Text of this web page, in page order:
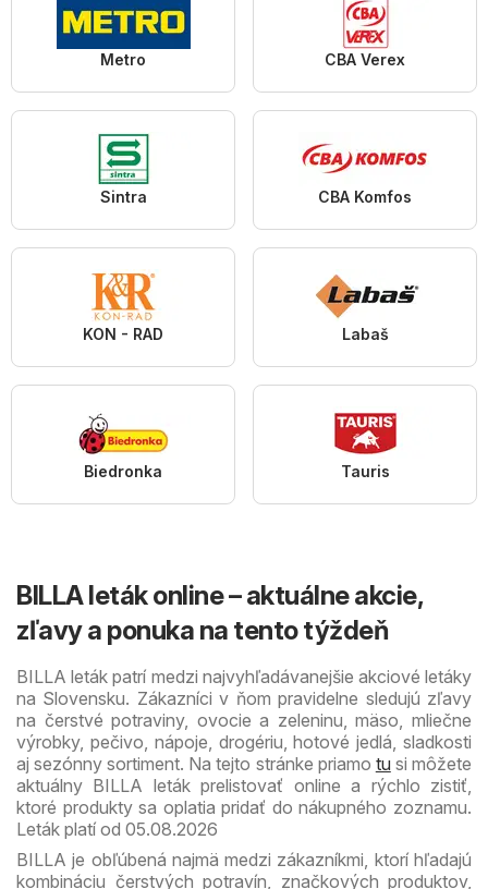
Metro CBA Verex
Sintra CBA Komfos
KON - RAD Labaš
Biedronka Tauris
BILLA leták online – aktuálne akcie,
zľavy a ponuka na tento týždeň
BILLA leták patrí medzi najvyhľadávanejšie akciové letáky
na Slovensku. Zákazníci v ňom pravidelne sledujú zľavy
na čerstvé potraviny, ovocie a zeleninu, mäso, mliečne
výrobky, pečivo, nápoje, drogériu, hotové jedlá, sladkosti
aj sezónny sortiment. Na tejto stránke priamo tusi môžete
aktuálny BILLA leták prelistovať online a rýchlo zistiť,
ktoré produkty sa oplatia pridať do nákupného zoznamu.
Leták platí od 05.08.2026
BILLA je obľúbená najmä medzi zákazníkmi, ktorí hľadajú
kombináciu čerstvých potravín, značkových produktov,